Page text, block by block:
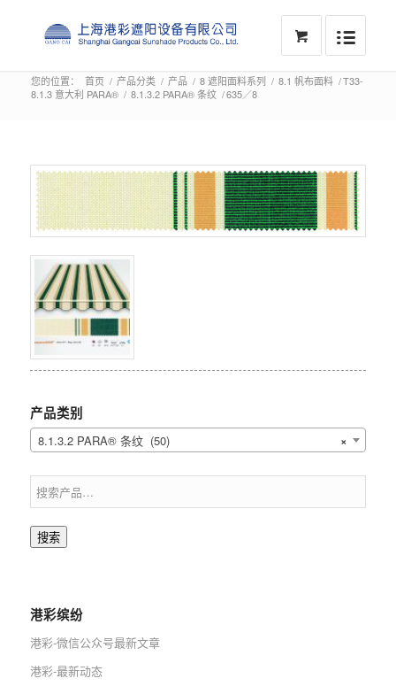
您的位置： 首页 / 产品分类 / 产品 / 8 遮阳面料系列 / 8.1 帆布面料 /
8.1.3 意大利 PARA® / 8.1.3.2 PARA® 条纹 /
T33-
635／8
产品类别
×
8.1.3.2 PARA® 条纹 (50)
搜索
港彩缤纷
港彩-微信公众号最新文章
港彩-最新动态